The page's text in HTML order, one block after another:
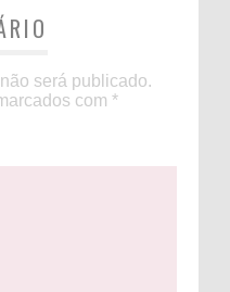
será publicado.
com *